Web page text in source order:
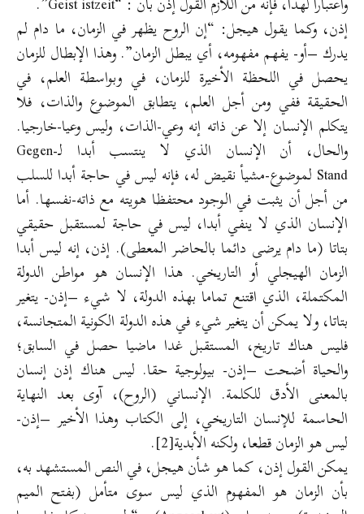
إذن، وكما يقول هيجل: “إن الروح يظهر في الزمان، ما دام لم
يدرك –أو- يفهم مفهومه، أي يبطل الزمان”. وهذا الإبطال للزمان
يحصل في اللحظة الأخيرة للزمان، في وبواسطة العلم، في
الحقيقة ففي ومن أجل العلم، يتطابق الموضوع والذات، فلا
يتكلم الإنسان إلا عن ذاته إنه وعي-الذات، وليس وعيا-خارجيا.
والحال، أن الإنسان الذي لا ينتسب أبدا لـGegen-
Stand لموضوع-مشيأ نقيض له، فإنه ليس في حاجة أبدا للسلب
من أجل أن يثبت في الوجود محتفظا هويته مع ذاته-نفسها. أما
الإنسان الذي لا ينفي أبدا، ليس في حاجة لمستقبل حقيقي
بتاتا (ما دام يرضى دائما بالحاضر المعطى). إذن، إنه ليس أبدا
الزمان الهيجلي أو التاريخي. هذا الإنسان هو مواطن الدولة
المكتملة، الذي اقتنع تماما بهذه الدولة، لا شيء –إذن- يتغير
بتاتا، ولا يمكن أن يتغير شيء في هذه الدولة الكونية المتجانسة،
فليس هناك تاريخ، المستقبل غدا ماضيا حصل في السابق؛
والحياة أضحت –إذن- بيولوجية حقا. ليس هناك إذن إنسان
بالمعنى الأدق للكلمة. الإنساني (الروح)، آوى بعد النهاية
الحاسمة للإنسان التاريخي، إلى الكتاب وهذا الأخير –إذن-
ليس هو الزمان قطعا، ولكنه الأبدية[2]
.
يمكن القول إذن، كما هو شأن هيجل، في النص المستشهد به،
بأن الزمان هو المفهوم الذي ليس سوى متأمل (بفتح الميم